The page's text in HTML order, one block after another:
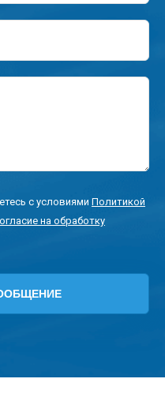
с условиями Политикой
на обработку